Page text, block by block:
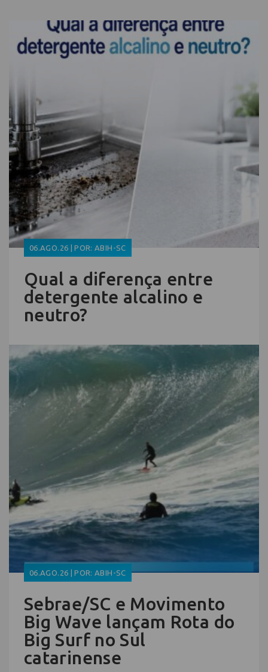
06.AGO.26 | POR: ABIH-SC
Qual a diferença entre
detergente alcalino e
neutro?
06.AGO.26 | POR: ABIH-SC
Sebrae/SC e Movimento
Big Wave lançam Rota do
Big Surf no Sul
catarinense